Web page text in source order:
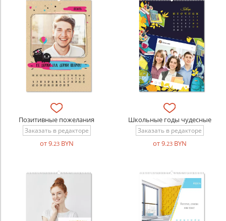
Позитивные пожелания
Заказать в редакторе
от 9.23BYN
Школьные годы чудесные
Заказать в редакторе
от 9.23BYN